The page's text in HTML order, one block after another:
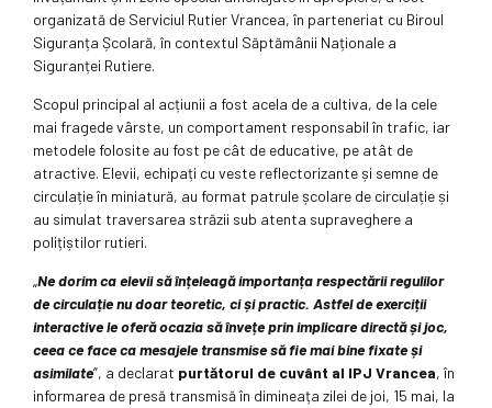
organizată de Serviciul Rutier Vrancea, în parteneriat cu Biroul
Siguranța Școlară, în contextul Săptămânii Naționale a
Siguranței Rutiere.
Scopul principal al acțiunii a fost acela de a cultiva, de la cele
mai fragede vârste, un comportament responsabil în trafic, iar
metodele folosite au fost pe cât de educative, pe atât de
atractive. Elevii, echipați cu veste reflectorizante și semne de
circulație în miniatură, au format patrule școlare de circulație și
au simulat traversarea străzii sub atenta supraveghere a
polițiștilor rutieri.
„Ne dorim ca elevii să înțeleagă importanța respectării regulilor
de circulație nu doar teoretic, ci și practic. Astfel de exerciții
interactive le oferă ocazia să învețe prin implicare directă și joc,
ceea ce face ca mesajele transmise să fie mai bine fixate și
asimilate”, a declarat purtătorul de cuvânt al IPJ Vrancea, în
informarea de presă transmisă în dimineața zilei de joi, 15 mai, la